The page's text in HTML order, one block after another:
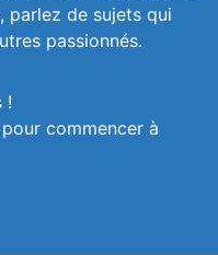
parlez de sujets qui
passionnés.
!
commencer à